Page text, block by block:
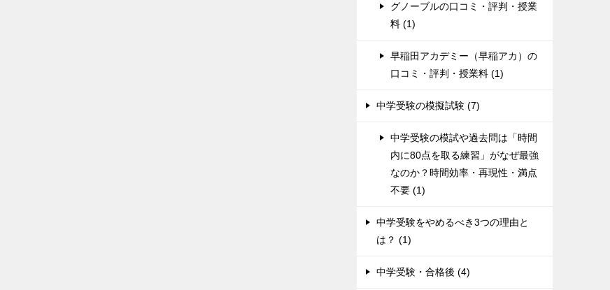
グノーブルの口コミ・評判・授業
料 (1)
早稲田アカデミー（早稲アカ）の
口コミ・評判・授業料 (1)
中学受験の模擬試験 (7)
中学受験の模試や過去問は「時間
内に80点を取る練習」がなぜ最強
なのか？時間効率・再現性・満点
不要 (1)
中学受験をやめるべき3つの理由と
は？ (1)
中学受験・合格後 (4)